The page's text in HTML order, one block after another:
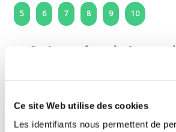
Ce site Web utilise des cookies
Les identifiants nous permettent de
5 6 7 8 9 10
3 - Learn french: Letters
word.